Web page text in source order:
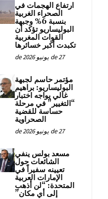
ارتفاع الهجمات في
الصحراء الغربية
بنسبة 6% وجبهة
البوليساريو تؤكد أن
القوات المغربية
تكبدت أكبر خسائرها
27 de يونيو de 2026
مؤتمر حاسم لجبهة
البوليساريو: براهيم
غالي يواجه اختبار
“التغيير” في مرحلة
حساسة للقضية
الصحراوية
27 de يونيو de 2026
مسعد بولس ينفي
الشائعات حول
تعيينه سفيراً في
الإمارات العربية
المتحدة: “لن أذهب
إلى أي مكان”